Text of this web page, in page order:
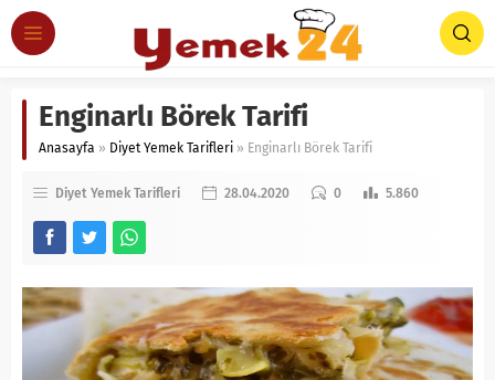
Enginarlı Börek Tarifi
Anasayfa » Diyet Yemek Tarifleri » Enginarlı Börek Tarifi
Diyet Yemek Tarifleri 28.04.2020 0 5.860